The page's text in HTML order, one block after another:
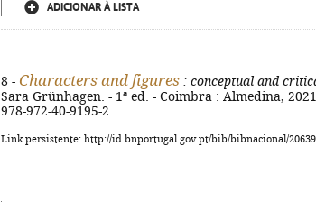
ADICIONAR À LISTA
8 - Characters and figures : conceptual and
Sara Grünhagen. - 1ª ed. - Coimbra : Almedina,
978-972-40-9195-2
Link persistente: http://id.bnportugal.gov.pt/bib/bibnacional/